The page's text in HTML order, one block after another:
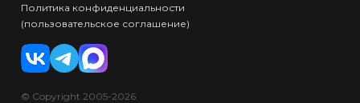
Политика конфиденциальности
(пользовательское соглашение)
© Copyright 2005-2026